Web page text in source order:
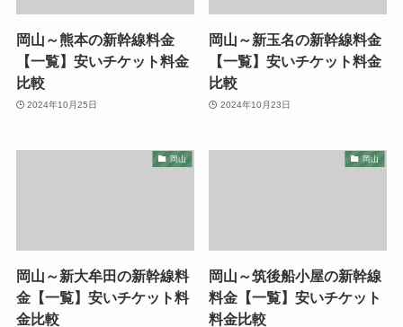
岡山～熊本の新幹線料金
【一覧】安いチケット料金
比較
2024年10月25日
岡山～新玉名の新幹線料金
【一覧】安いチケット料金
比較
2024年10月23日
岡山
岡山～新大牟田の新幹線料
金【一覧】安いチケット料
金比較
岡山
岡山～筑後船小屋の新幹線
料金【一覧】安いチケット
料金比較